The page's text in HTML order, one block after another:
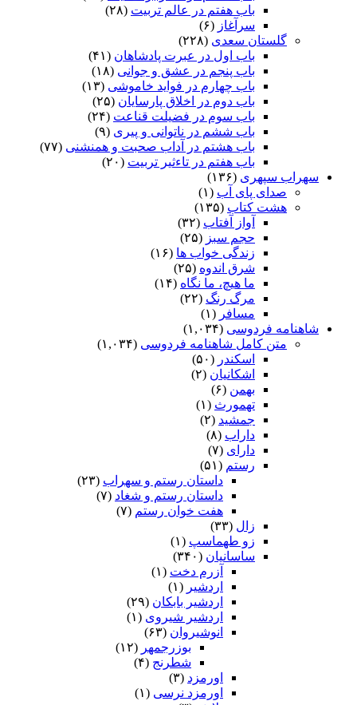
باب هفتم در عالم تربیت (۲۸)
سرآغاز (۶)
گلستان سعدی (۲۲۸)
باب اول در عبرت پادشاهان (۴۱)
باب پنجم در عشق و جوانى (۱۸)
باب چهارم در فواید خاموشى (۱۳)
باب دوم در اخلاق پارسایان (۲۵)
باب سوم در فضیلت قناعت (۲۴)
باب ششم در ناتوانى و پیرى (۹)
باب هشتم در آداب صحبت و همنشنى (۷۷)
باب هفتم در تاءثیر تربیت (۲۰)
سهراب سپهری (۱۳۶)
صدای پای آب (۱)
هشت کتاب (۱۳۵)
آواز آفتاب (۳۲)
حجم سبز (۲۵)
زندگی خواب ها (۱۶)
شرق اندوه (۲۵)
ما هیچ، ما نگاه (۱۴)
مرگ رنگ (۲۲)
مسافر (۱)
شاهنامه فردوسی (۱,۰۳۴)
متن کامل شاهنامه فردوسی (۱,۰۳۴)
اسکندر (۵۰)
اشکانیان (۲)
بهمن (۶)
تهمورث (۱)
جمشید (۲)
داراب (۸)
دارای (۷)
رستم (۵۱)
داستان رستم و سهراب (۲۳)
داستان رستم و شغاد (۷)
هفت خوان رستم‏ (۷)
زال (۳۳)
زو طهماسپ‏ (۱)
ساسانیان (۳۴۰)
آزرم دخت (۱)
اردشیر (۱)
اردشیر بابکان (۲۹)
اردشیر شیروی (۱)
انوشیروان (۶۳)
بوزرجمهر (۱۲)
شطرنج (۴)
اورمزد (۳)
اورمزد نرسى‏ (۱)